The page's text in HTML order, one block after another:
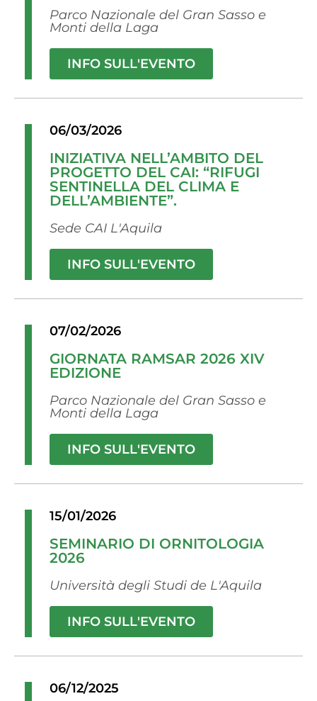
Parco Nazionale del Gran Sasso e
Monti della Laga
INFO SULL'EVENTO
06/03/2026
INIZIATIVA NELL’AMBITO DEL
PROGETTO DEL CAI: “RIFUGI
SENTINELLA DEL CLIMA E
DELL’AMBIENTE”.
Sede CAI L'Aquila
INFO SULL'EVENTO
07/02/2026
GIORNATA RAMSAR 2026 XIV
EDIZIONE
Parco Nazionale del Gran Sasso e
Monti della Laga
INFO SULL'EVENTO
15/01/2026
SEMINARIO DI ORNITOLOGIA
2026
Università degli Studi de L'Aquila
INFO SULL'EVENTO
06/12/2025